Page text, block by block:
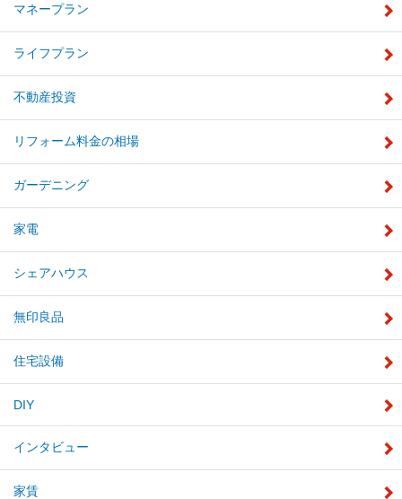
マネープラン
ライフプラン
不動産投資
リフォーム料金の相場
ガーデニング
家電
シェアハウス
無印良品
住宅設備
DIY
インタビュー
家賃